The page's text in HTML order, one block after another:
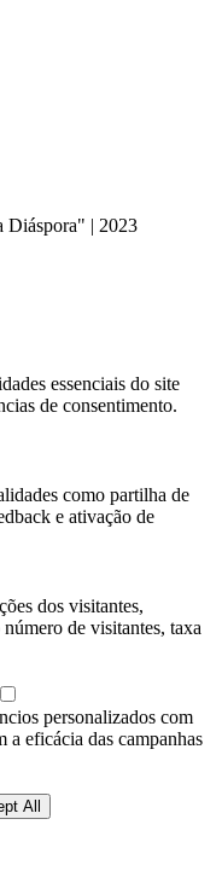
Diáspora" | 2023
essenciais do site
de consentimento.
como partilha de
e ativação de
dos visitantes,
de visitantes, taxa
personalizados com
a eficácia das campanhas
All